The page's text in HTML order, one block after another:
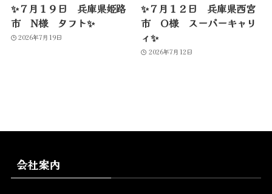
✨７月１９日 兵庫県姫路
市 N様 タフト✨
2026年7月19日
✨７月１２日 兵庫県西宮
市 O様 スーパーキャリ
ィ✨
2026年7月12日
会社案内